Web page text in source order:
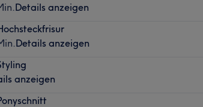
Details anzeigen
Details anzeigen
anzeigen